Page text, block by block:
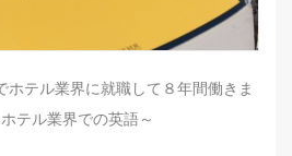
ホテル業界に就職して８年間働きま
テル業界での英語～